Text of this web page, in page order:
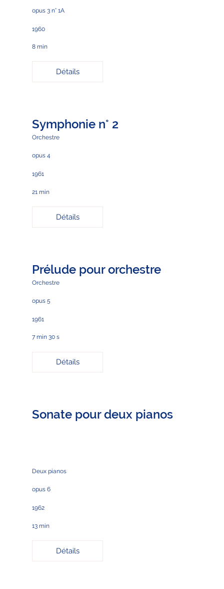
opus 3 n° 1A
1960
8 min
Détails
Symphonie n° 2
Orchestre
opus 4
1961
21 min
Détails
Prélude pour orchestre
Orchestre
opus 5
1961
7 min 30 s
Détails
Sonate pour deux pianos
Deux pianos
opus 6
1962
13 min
Détails